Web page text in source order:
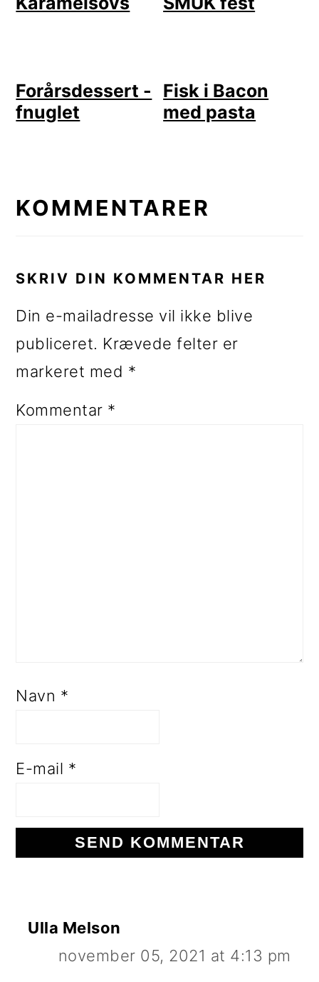
Forårsdessert -
fnuglet
Fisk i Bacon
med pasta
KOMMENTARER
SKRIV DIN KOMMENTAR HER
Din e-mailadresse vil ikke blive
publiceret. Krævede felter er
markeret med *
Kommentar *
Navn *
E-mail *
Ulla Melson
november 05, 2021 at 4:13 pm